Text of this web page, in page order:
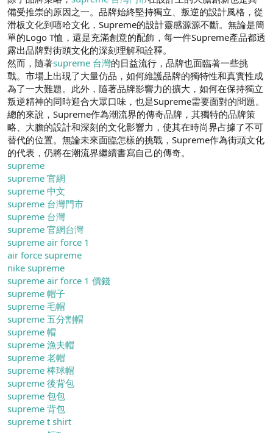
備受推崇的原因之一。品牌始終堅持獨立、叛逆的設計風格，從
滑板文化到嘻哈文化，Supreme的設計靈感源源不斷。無論是簡
單的Logo T恤，還是充滿創意的配飾，每一件Supreme產品都透
露出品牌對街頭文化的深刻理解和詮釋。
然而，隨著supreme 台灣的日益流行，品牌也面臨著一些挑
戰。市場上出現了大量仿品，如何維護品牌的獨特性和真實性成
為了一大難題。此外，隨著品牌影響力的擴大，如何在保持獨立
叛逆精神的同時迎合大眾口味，也是Supreme需要面對的問題。
總的來說，Supreme作為潮流界的傳奇品牌，其獨特的品牌策
略、大膽的設計和深刻的文化影響力，使其在時尚界占據了不可
替代的位置。無論未來面臨怎樣的挑戰，Supreme作為街頭文化
的代表，仍將在潮流界繼續書寫自己的傳奇。
supreme
supreme 官網
supreme 中文
supreme 台灣門市
supreme 台灣
supreme 官網台灣
supreme air force 1
air force supreme
nike supreme
supreme air force 1 價錢
supreme 帽子
supreme 毛帽
supreme 五分割帽
supreme 帽
supreme 漁夫帽
supreme 老帽
supreme 棒球帽
supreme 後背包
supreme 包包
supreme 背包
supreme t shirt